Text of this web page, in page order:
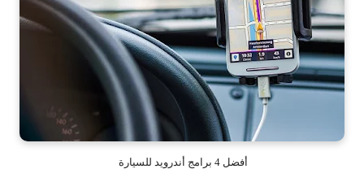
أفضل 4 برامج أندرويد للسيارة